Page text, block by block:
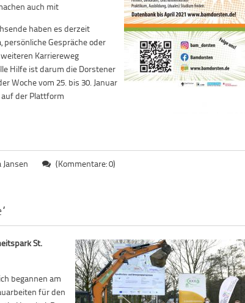
auch mit
haben es derzeit
persönliche Gespräche oder
Karriereweg
Hilfe ist darum die Dorstener
Woche vom 25. bis 30. Januar
der Plattform
(Kommentare: 0)
St.
begannen am
für den